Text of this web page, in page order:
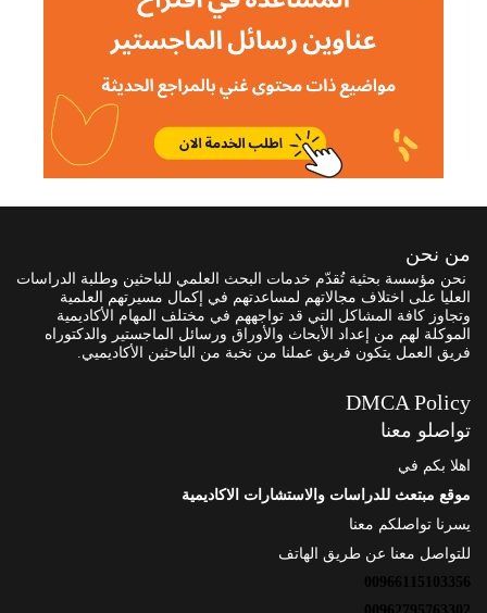
من نحن
نحن مؤسسة بحثية تُقدّم خدمات البحث العلمي للباحثين وطلبة الدراسات
العليا على اختلاف مجالاتهم لمساعدتهم في إكمال مسيرتهم العلمية
وتجاوز كافة المشاكل التي قد تواجههم في مختلف المهام الأكاديمية
الموكلة لهم من إعداد الأبحاث والأوراق ورسائل الماجستير والدكتوراه
فريق العمل يتكون فريق عملنا من نخبة من الباحثين الأكاديميي.
DMCA Policy
تواصلو معنا
اهلا بكم في
موقع مبتعث للدراسات والاستشارات الاكاديمية
يسرنا تواصلكم معنا
للتواصل معنا عن طريق الهاتف
00966115103356